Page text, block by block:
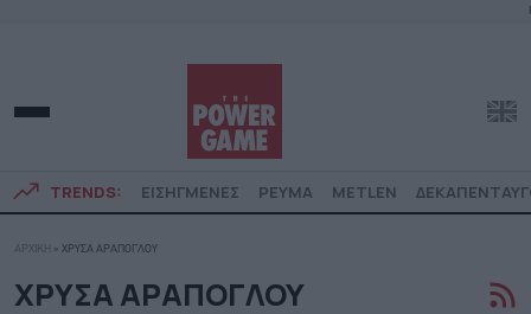
TRENDS: ΕΙΣΗΓΜΕΝΕΣ ΡΕΥΜΑ METLEN
ΑΡΧΙΚΗ » ΧΡΥΣΑ ΑΡΑΠΟΓΛΟΥ
ΧΡΥΣΑ ΑΡΑΠΟΓΛΟΥ